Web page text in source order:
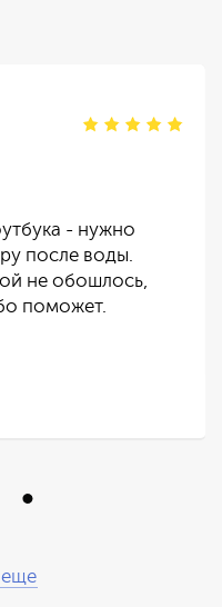
- нужно
после воды.
не обошлось,
поможет.
еще